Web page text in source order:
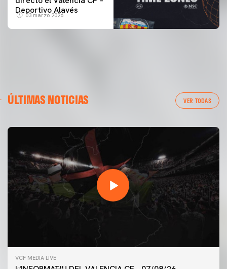
Deportivo Alavés
03 marzo 2026
ÚLTIMAS NOTICIAS VER TODAS
VCF MEDIA LIVE